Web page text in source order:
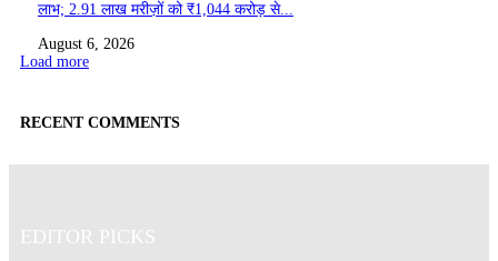
लाभ; 2.91 लाख मरीज़ों को ₹1,044 करोड़ से...
August 6, 2026
Load more
RECENT COMMENTS
EDITOR PICKS